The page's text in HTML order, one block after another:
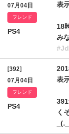
07月04日
フレンド
PS4
表
18
み
[392]
07月04日
フレンド
PS4
表
く